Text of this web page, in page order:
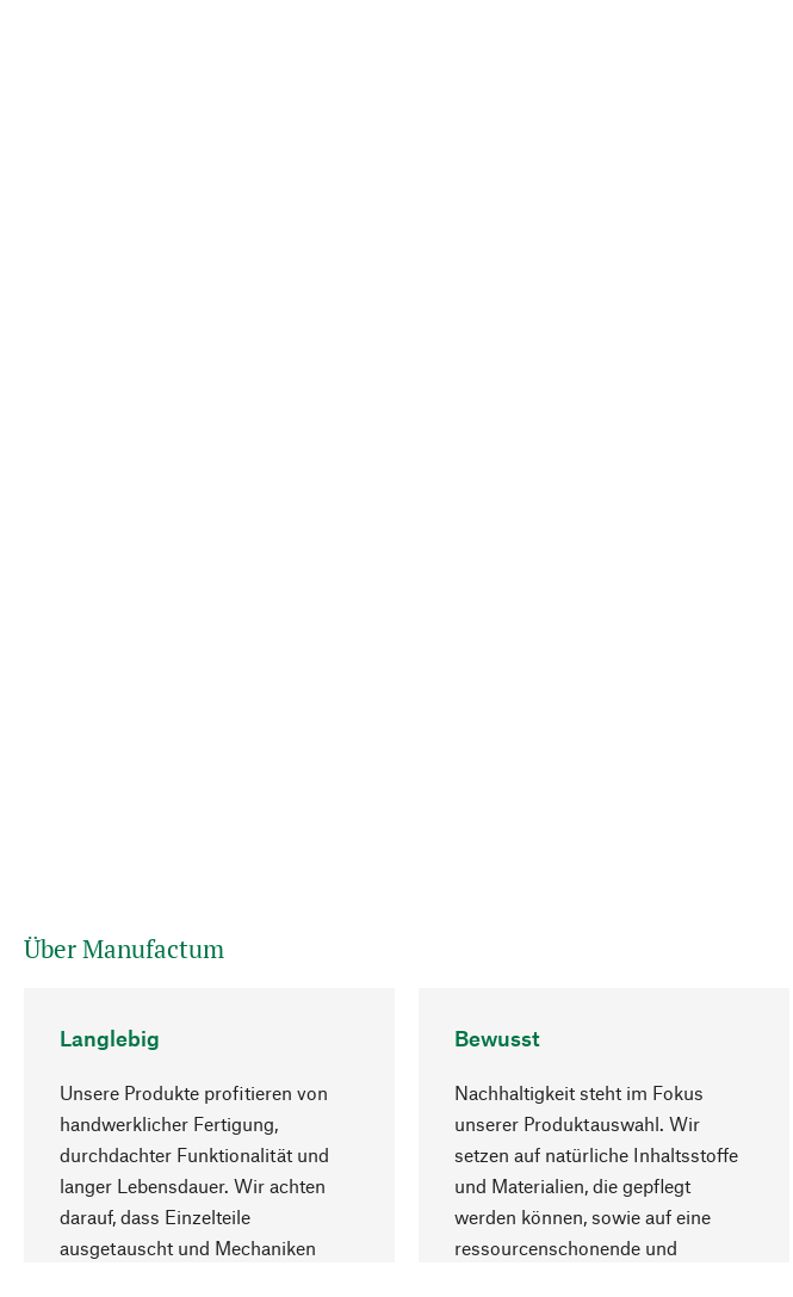
Über Manufactum
Langlebig
Unsere Produkte profitieren von
handwerklicher Fertigung,
durchdachter Funktionalität und
langer Lebensdauer. Wir achten
darauf, dass Einzelteile
ausgetauscht und Mechaniken
Bewusst
Nachhaltigkeit steht im Fokus
unserer Produktauswahl. Wir
setzen auf natürliche Inhaltsstoffe
und Materialien, die gepflegt
werden können, sowie auf eine
ressourcenschonende und